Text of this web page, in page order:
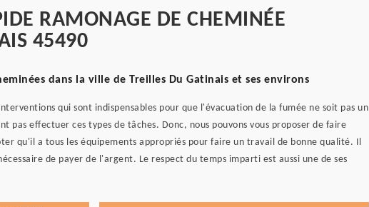
RAMONAGE DE CHEMINÉE
45490
dans la ville de Treilles Du Gatinais et ses environs
qui sont indispensables pour que l'évacuation de la fumée ne soit pas un
pas effectuer ces types de tâches. Donc, nous pouvons vous proposer de faire
qu'il a tous les équipements appropriés pour faire un travail de bonne qualité. Il
de payer de l'argent. Le respect du temps imparti est aussi une de ses